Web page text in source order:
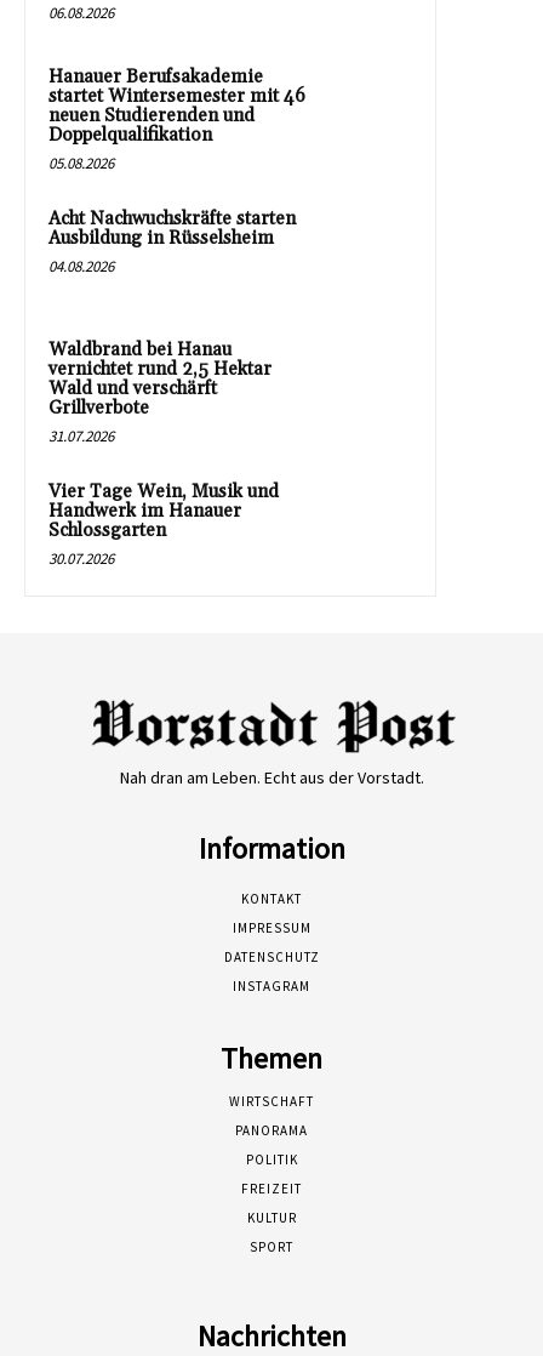
06.08.2026
Hanauer Berufsakademie
startet Wintersemester mit 46
neuen Studierenden und
Doppelqualifikation
05.08.2026
Acht Nachwuchskräfte starten
Ausbildung in Rüsselsheim
04.08.2026
Waldbrand bei Hanau
vernichtet rund 2,5 Hektar
Wald und verschärft
Grillverbote
31.07.2026
Vier Tage Wein, Musik und
Handwerk im Hanauer
Schlossgarten
30.07.2026
Nah dran am Leben. Echt aus der Vorstadt.
Information
KONTAKT
IMPRESSUM
DATENSCHUTZ
INSTAGRAM
Themen
WIRTSCHAFT
PANORAMA
POLITIK
FREIZEIT
KULTUR
SPORT
Nachrichten